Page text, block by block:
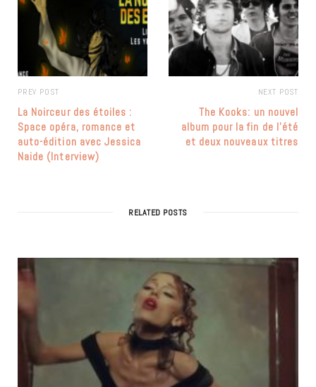
PREV POST
La Noirceur des étoiles :
Space opéra, romance et
auto-édition avec Jessica
Naide (Interview)
NEXT POST
The Kooks: un nouvel
album pour la fin de l’été
et deux nouveaux titres
RELATED POSTS